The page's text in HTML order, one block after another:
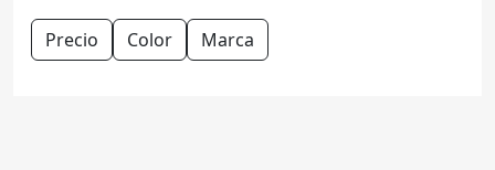
Precio Color Marca